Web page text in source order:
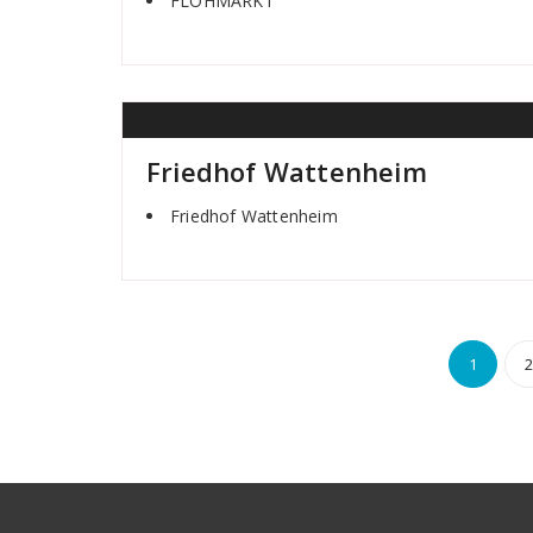
Friedhof Wattenheim
Friedhof Wattenheim
1 2